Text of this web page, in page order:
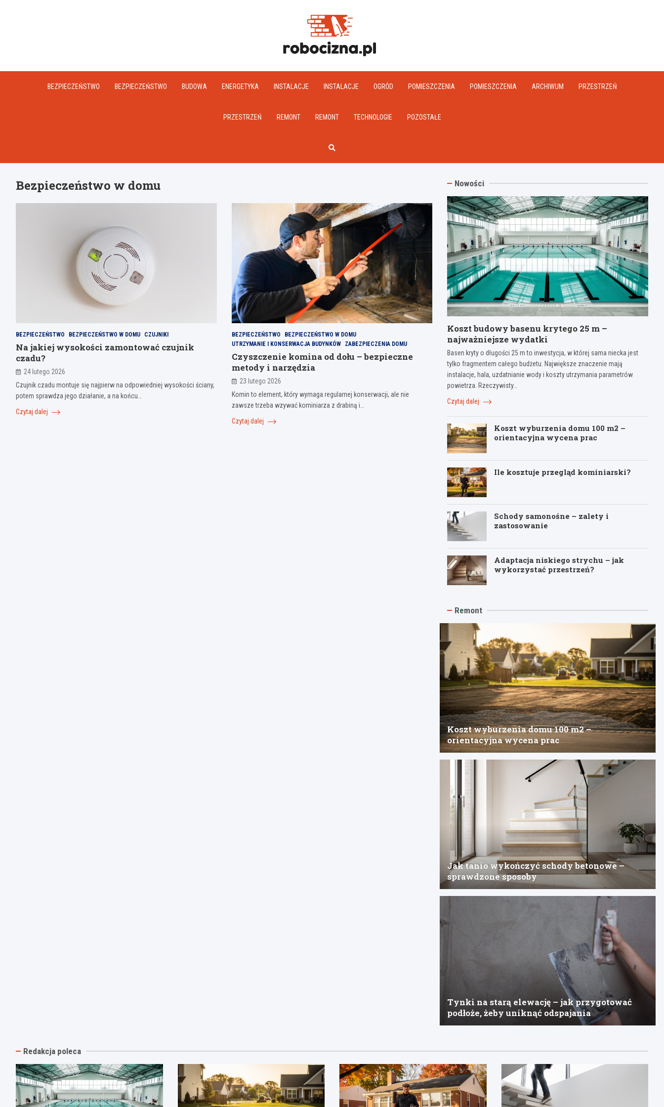
BEZPIECZEŃSTWO BEZPIECZEŃSTWO BUDOWA ENERGETYKA INSTALACJE INSTALACJE OGRÓD POMIESZCZENIA POMIESZCZENIA ARCHIWUM PRZESTRZEŃ
PRZESTRZEŃ REMONT REMONT TECHNOLOGIE POZOSTAŁE
Bezpieczeństwo w domu
BEZPIECZEŃSTWO BEZPIECZEŃSTWO W DOMU CZUJNIKI
Na jakiej wysokości zamontować czujnik
czadu?
24 lutego 2026
Czujnik czadu montuje się najpierw na odpowiedniej wysokości ściany,
potem sprawdza jego działanie, a na końcu…
Czytaj dalej
BEZPIECZEŃSTWO
BEZPIECZEŃSTWO W DOMU
UTRZYMANIE I KONSERWACJA BUDYNKÓW
ZABEZPIECZENIA DOMU
Czyszczenie komina od dołu – bezpieczne
metody i narzędzia
23 lutego 2026
Komin to element, który wymaga regularnej konserwacji, ale nie
zawsze trzeba wzywać kominiarza z drabiną i…
Czytaj dalej
Nowości
Koszt budowy basenu krytego 25 m –
najważniejsze wydatki
Basen kryty o długości 25 m to inwestycja, w której sama niecka jest
tylko fragmentem całego budżetu. Największe znaczenie mają
instalacje, hala, uzdatnianie wody i koszty utrzymania parametrów
powietrza. Rzeczywisty…
Czytaj dalej
Koszt wyburzenia domu 100 m2 –
orientacyjna wycena prac
Ile kosztuje przegląd kominiarski?
Schody samonośne – zalety i
zastosowanie
Adaptacja niskiego strychu – jak
wykorzystać przestrzeń?
Remont
Koszt wyburzenia domu 100 m2 –
orientacyjna wycena prac
Jak tanio wykończyć schody betonowe –
sprawdzone sposoby
Tynki na starą elewację – jak przygotować
podłoże, żeby uniknąć odspajania
Redakcja poleca